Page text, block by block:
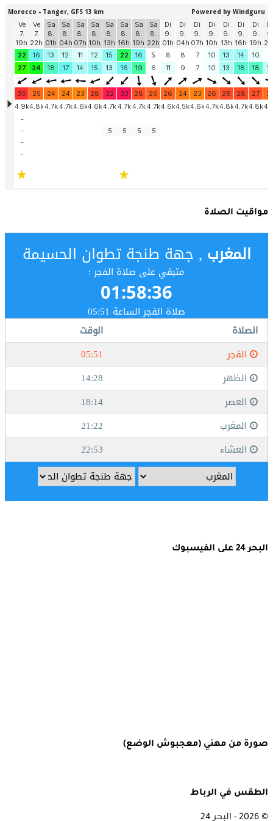
مواقيت الصلاة
البحر 24 على الفيسبوك
صورة من مهني (معجبوش الوضع)
الطقس في الرباط
© 2026 - البحر 24